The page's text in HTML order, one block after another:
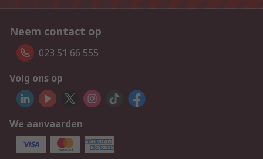
Neem contact op
023 51 66 555
Volg ons op
We aanvaarden